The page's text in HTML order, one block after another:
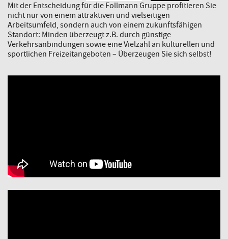
Mit der Entscheidung für die Follmann Gruppe profitieren Sie
nicht nur von einem attraktiven und vielseitigen
Arbeitsumfeld, sondern auch von einem zukunftsfähigen
Standort: Minden überzeugt z.B. durch günstige
Verkehrsanbindungen sowie eine Vielzahl an kulturellen und
sportlichen Freizeitangeboten – Überzeugen Sie sich selbst!